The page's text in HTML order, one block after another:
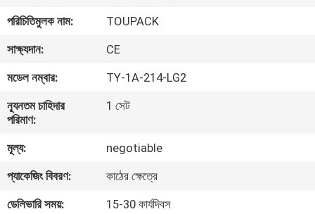
আমাদের
সম্পর্কে
ফ্যাক্টরি
ট্যুর
মান
নিয়ন্ত্রণ
পরিচিতিমুলক নাম:
TOUPACK
সাক্ষ্যদান:
CE
মডেল নম্বার:
TY-1A-214-LG2
ন্যূনতম চাহিদার
পরিমাণ:
1 সেট
মূল্য:
negotiable
প্যাকেজিং বিবরণ:
কাঠের ক্ষেত্রে
ডেলিভারি সময়:
15-30 কার্যদিবস